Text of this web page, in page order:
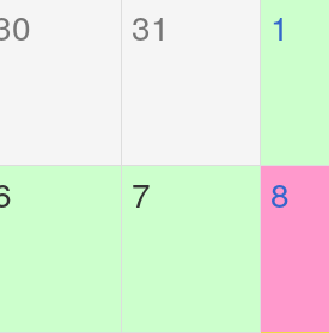
31 1
7 8